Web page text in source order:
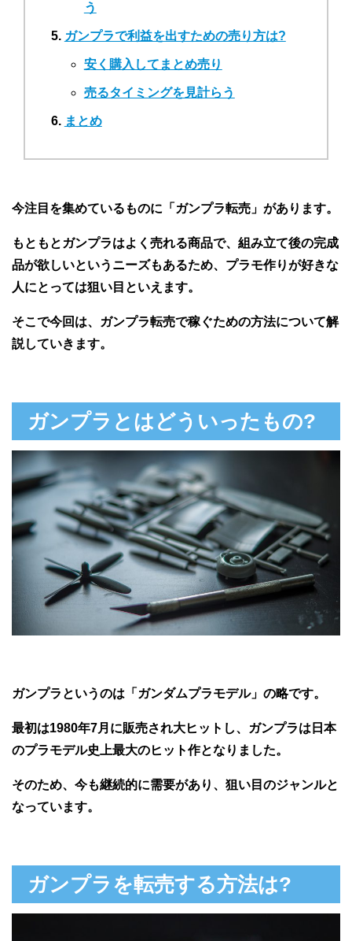
う
ガンプラで利益を出すための売り方は?
安く購入してまとめ売り
売るタイミングを見計らう
まとめ
今注目を集めているものに「ガンプラ転売」があります。
もともとガンプラはよく売れる商品で、組み立て後の完成
品が欲しいというニーズもあるため、プラモ作りが好きな
人にとっては狙い目といえます。
そこで今回は、ガンプラ転売で稼ぐための方法について解
説していきます。
ガンプラとはどういったもの?
ガンプラというのは「ガンダムプラモデル」の略です。
最初は1980年7月に販売され大ヒットし、ガンプラは日本
のプラモデル史上最大のヒット作となりました。
そのため、今も継続的に需要があり、狙い目のジャンルと
なっています。
ガンプラを転売する方法は?